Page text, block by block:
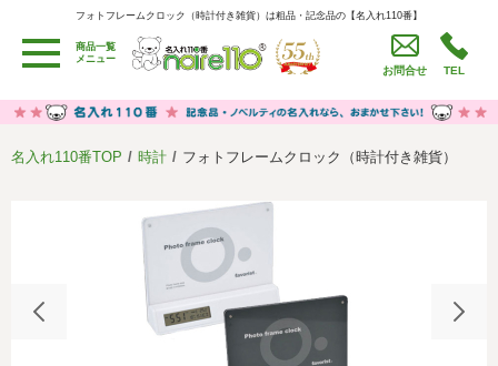
フォトフレームクロック（時計付き雑貨）は粗品・記念品の【名入れ110番】
フォトフレームクロック（時計付き雑貨）は粗品・記念品の【名入れ110番】
商品一覧
メニュー
お問合せ TEL
用途別カテゴリ
卒園・卒業記念品
労働組合・設立記念・周年記念
うちわ・扇子・ファン
イベント・パーティーグッズ
食品・お菓子
名入れについて
特定商取引法に基づく表記
名入れ110番TOP 時計 フォトフレームクロック（時計付き雑貨）